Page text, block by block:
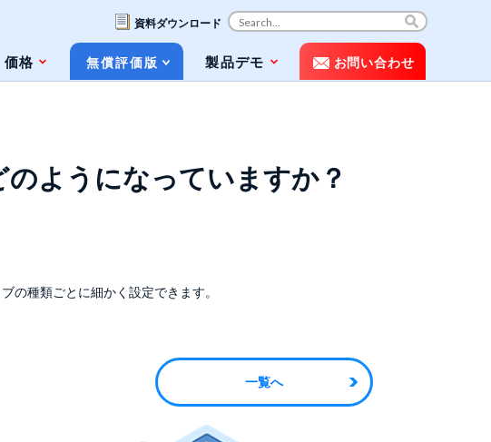
資料ダウンロード
コ
フレット）
よくある質問（FAQ）
価格 無償評価版 製品デモ お問い合わせ
ようになっていますか？
の種類ごとに細かく設定できます。
一覧へ